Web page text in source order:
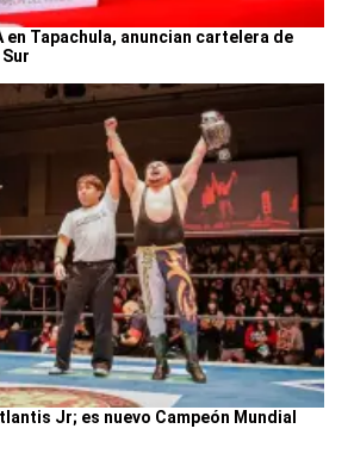
en Tapachula, anuncian cartelera de
Jr; es nuevo Campeón Mundial